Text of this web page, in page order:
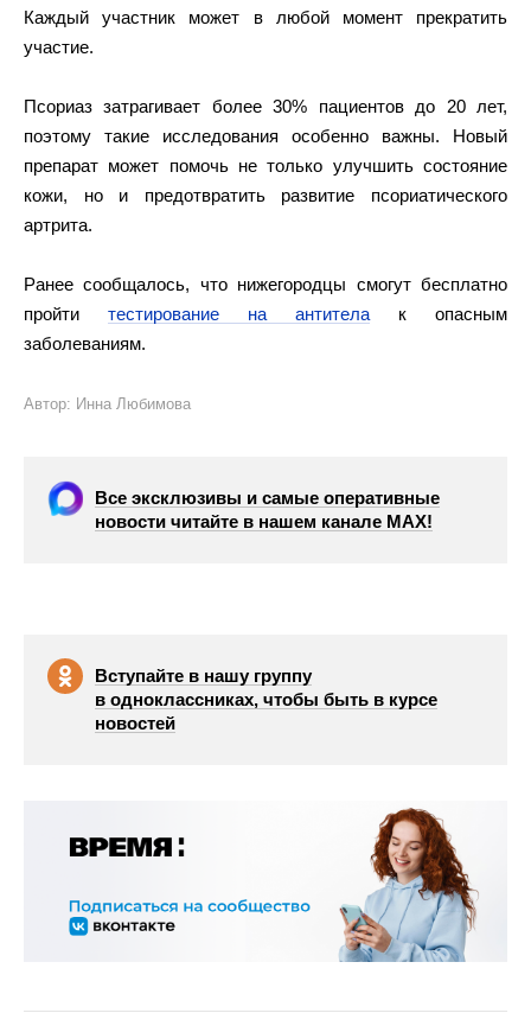
Каждый участник может в любой момент прекратить
участие.
Псориаз затрагивает более 30% пациентов до 20 лет,
поэтому такие исследования особенно важны. Новый
препарат может помочь не только улучшить состояние
кожи, но и предотвратить развитие псориатического
артрита.
Ранее сообщалось, что нижегородцы смогут бесплатно
пройти тестирование на антитела к опасным
заболеваниям.
Автор: Инна Любимова
Все эксклюзивы и самые оперативные
новости читайте в нашем канале МАХ!
Вступайте в нашу группу
в одноклассниках, чтобы быть в курсе
новостей